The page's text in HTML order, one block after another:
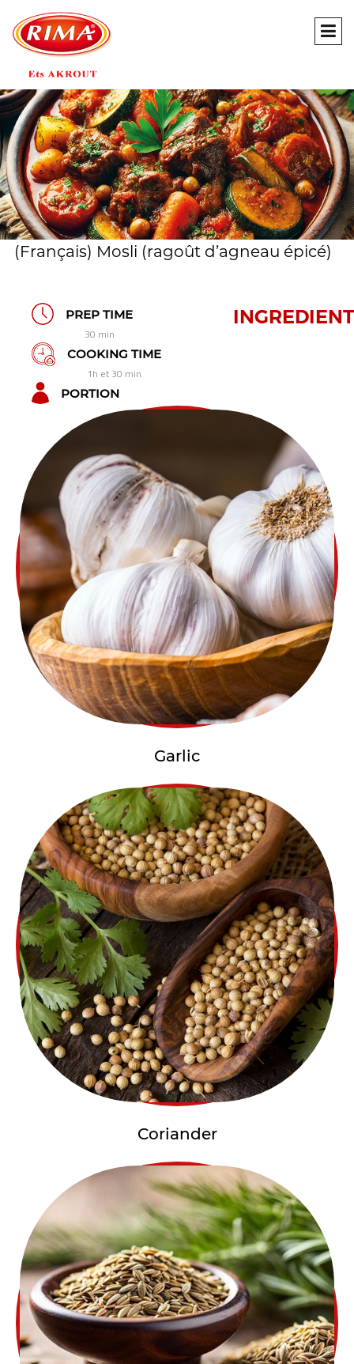
(Français) Mosli (ragoût d’agneau épicé)
PREP TIME
30 min
COOKING TIME
1h et 30 min
PORTION
INGREDIENT
Garlic
Coriander